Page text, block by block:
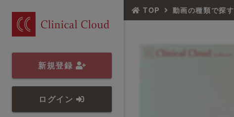
新規登録
ログイン
TOP 動画の種類で探す